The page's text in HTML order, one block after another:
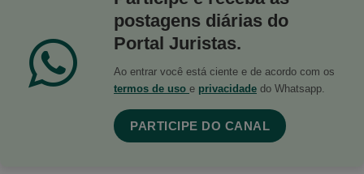
postagens diárias do
Portal Juristas.
Ao entrar você está ciente e de acordo com os
termos de uso e privacidade do Whatsapp.
PARTICIPE DO CANAL